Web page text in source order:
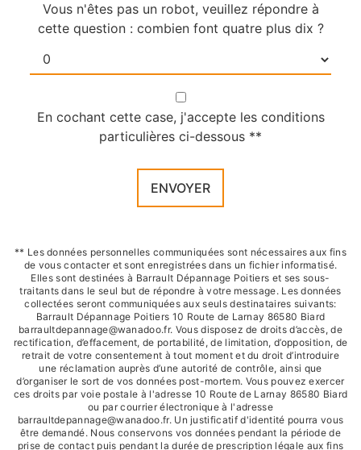
Vous n'êtes pas un robot, veuillez répondre à
cette question : combien font quatre plus dix ?
En cochant cette case, j'accepte les conditions
particulières ci-dessous **
ENVOYER
** Les données personnelles communiquées sont nécessaires aux fins
de vous contacter et sont enregistrées dans un fichier informatisé.
Elles sont destinées à Barrault Dépannage Poitiers et ses sous-
traitants dans le seul but de répondre à votre message. Les données
collectées seront communiquées aux seuls destinataires suivants:
Barrault Dépannage Poitiers 10 Route de Larnay 86580 Biard
barraultdepannage@wanadoo.fr. Vous disposez de droits d’accès, de
rectification, d’effacement, de portabilité, de limitation, d’opposition, de
retrait de votre consentement à tout moment et du droit d’introduire
une réclamation auprès d’une autorité de contrôle, ainsi que
d’organiser le sort de vos données post-mortem. Vous pouvez exercer
ces droits par voie postale à l'adresse 10 Route de Larnay 86580 Biard
ou par courrier électronique à l'adresse
barraultdepannage@wanadoo.fr. Un justificatif d'identité pourra vous
être demandé. Nous conservons vos données pendant la période de
prise de contact puis pendant la durée de prescription légale aux fins